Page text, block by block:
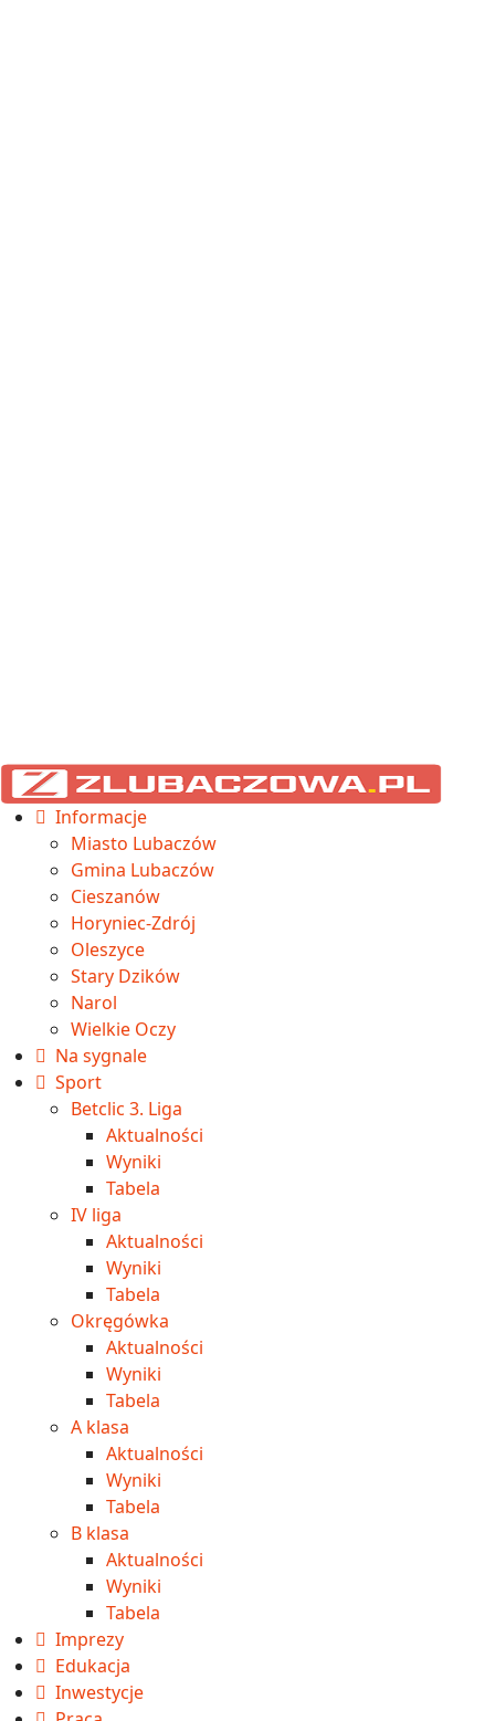
Informacje
Miasto Lubaczów
Gmina Lubaczów
Cieszanów
Horyniec-Zdrój
Oleszyce
Stary Dzików
Narol
Wielkie Oczy
Na sygnale
Sport
Betclic 3. Liga
Aktualności
Wyniki
Tabela
IV liga
Aktualności
Wyniki
Tabela
Okręgówka
Aktualności
Wyniki
Tabela
A klasa
Aktualności
Wyniki
Tabela
B klasa
Aktualności
Wyniki
Tabela
Imprezy
Edukacja
Inwestycje